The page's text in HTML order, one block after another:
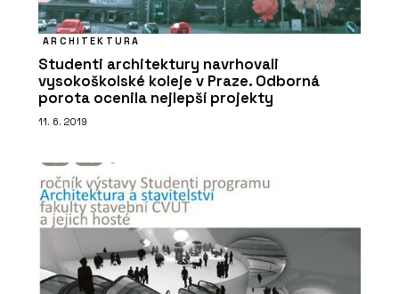
ARCHITEKTURA
Studenti architektury navrhovali
vysokoškolské koleje v Praze. Odborná
porota ocenila nejlepší projekty
11. 6. 2019